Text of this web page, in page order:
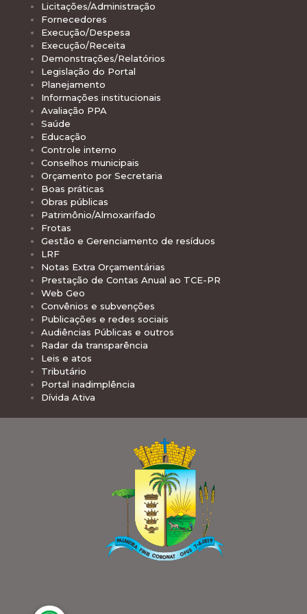
Licitações/Administração
Fornecedores
Execução/Despesa
Execução/Receita
Demonstrações/Relatórios
Legislação do Portal
Planejamento
Informações institucionais
Avaliação PPA
Saúde
Educação
Controle interno
Conselhos municipais
Orçamento por Secretaria
Boas práticas
Obras públicas
Patrimônio/Almoxarifado
Frotas
Gestão e Gerenciamento de resíduos
LRF
Notas Extra Orçamentárias
Prestação de Contas Anual ao TCE-PR
Web Geo
Convênios e subvenções
Publicações e redes sociais
Audiências Públicas e outros
Radar da transparência
Leis e atos
Tributário
Portal inadimplência
Dívida Ativa